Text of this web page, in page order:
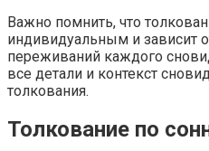
Важно помнить, что
индивидуальным и зависит
переживаний каждого
все детали и контекст
толкования.
Толкование по